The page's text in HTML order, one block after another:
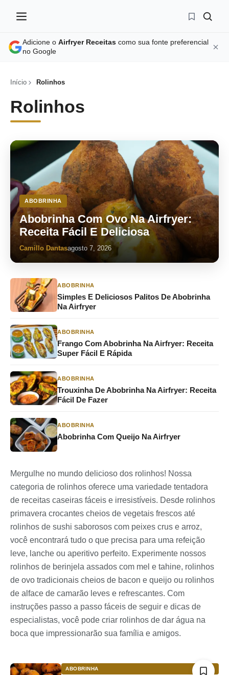
Adicione o Airfryer Receitas como sua fonte preferencial
no Google
Início Rolinhos
Rolinhos
ABOBRINHA
Abobrinha Com Ovo Na Airfryer:
Receita Fácil E Deliciosa
Camillo Dantasagosto 7, 2026
ABOBRINHA
Simples E Deliciosos Palitos De Abobrinha
Na Airfryer
ABOBRINHA
Frango Com Abobrinha Na Airfryer: Receita
Super Fácil E Rápida
ABOBRINHA
Trouxinha De Abobrinha Na Airfryer: Receita
Fácil De Fazer
ABOBRINHA
Abobrinha Com Queijo Na Airfryer
Mergulhe no mundo delicioso dos rolinhos! Nossa
categoria de rolinhos oferece uma variedade tentadora
de receitas caseiras fáceis e irresistíveis. Desde rolinhos
primavera crocantes cheios de vegetais frescos até
rolinhos de sushi saborosos com peixes crus e arroz,
você encontrará tudo o que precisa para uma refeição
leve, lanche ou aperitivo perfeito. Experimente nossos
rolinhos de berinjela assados com mel e tahine, rolinhos
de ovo tradicionais cheios de bacon e queijo ou rolinhos
de alface de camarão leves e refrescantes. Com
instruções passo a passo fáceis de seguir e dicas de
especialistas, você pode criar rolinhos de dar água na
boca que impressionarão sua família e amigos.
ABOBRINHA